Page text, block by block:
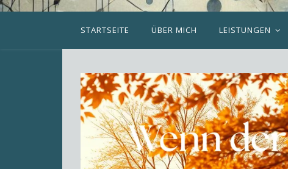
STARTSEITE ÜBER MICH LEISTUNGEN